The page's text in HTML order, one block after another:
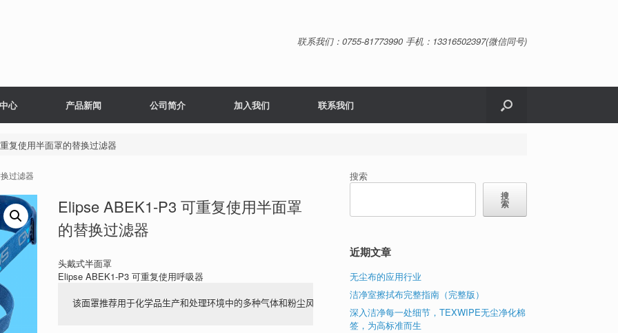
联系我们：0755-81773990 手机：13316502397(微信同号)
心 产品新闻 公司简介 加入我们 联系我们
复使用半面罩的替换过滤器
过滤器
Elipse ABEK1-P3 可重复使用半面罩
的替换过滤器
头戴式半面罩
Elipse ABEK1-P3 可重复使用呼吸器
该面罩推荐用于化学品生产和处理环境中的多种气体和粉尘风险。
搜索
搜
索
近期文章
无尘布的应用行业
洁净室擦拭布完整指南（完整版）
深入洁净每一处细节，TEXWIPE无尘净化棉
签，为高标准而生